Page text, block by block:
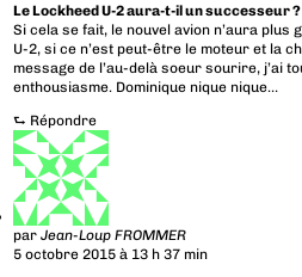
Le Lockheed U-2 aura-t-il un successeur ?
Si cela se fait, le nouvel avion n’aura plus
U-2, si ce n’est peut-être le moteur et la
message de l’au-delà soeur sourire, j’ai
enthousiasme. Dominique nique nique…
⮑ Répondre
parJean-Loup FROMMER
5 octobre 2015 à 13 h 37 min